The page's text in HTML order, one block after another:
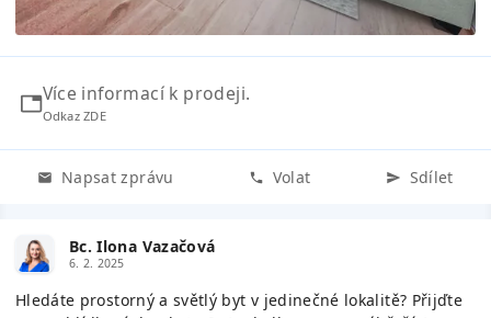
Více informací k prodeji.
Odkaz ZDE
Napsat zprávu Volat Sdílet
Bc. Ilona Vazačová
6. 2. 2025
Hledáte prostorný a světlý byt v jedinečné lokalitě? Přijďte